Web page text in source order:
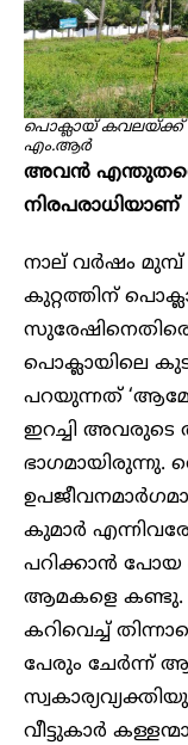
പൊക്ലായ് കവലയ്ക്ക്
എം.ആർ
അവൻ
നിരപരാധിയാണ്
നാല് വർഷം
കുറ്റത്തിന്
പൊക്ലായിലെ
പറയുന്നത്
ഇറച്ചി അവരുടെ
ഭാഗമായിരുന്നു.
കുമാർ
പറിക്കാൻ
ആമകളെ കണ്ടു.
കറിവെച്ച്
പേരും ചേർന്ന്
വീട്ടുകാർ